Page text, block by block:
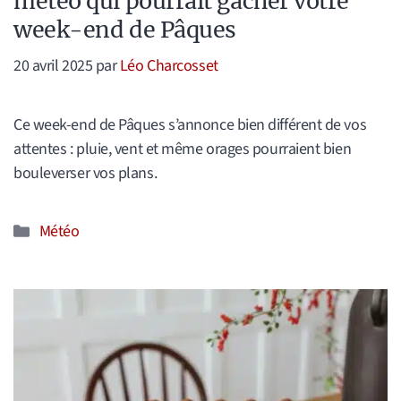
week-end de Pâques
20 avril 2025 parLéo Charcosset
Ce week-end de Pâques s’annonce bien différent de vos
attentes : pluie, vent et même orages pourraient bien
bouleverser vos plans.
Catégories
Météo